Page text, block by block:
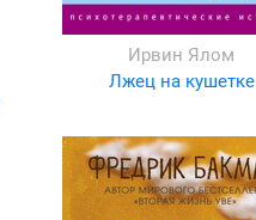
Ирвин Ялом
Лжец на кушетке